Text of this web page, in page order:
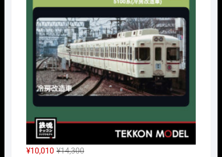
¥32,450
で
し
た。
は
¥24,338
で
す。
¥14,300元
¥10,010
現